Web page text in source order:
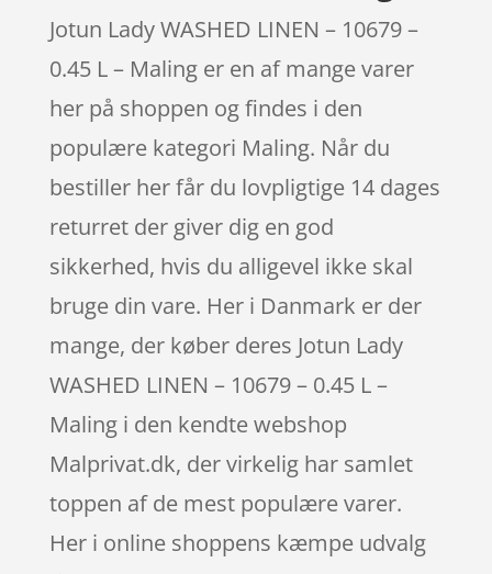
Jotun Lady WASHED LINEN – 10679 –
0.45 L – Maling er en af mange varer
her på shoppen og findes i den
populære kategori Maling. Når du
bestiller her får du lovpligtige 14 dages
returret der giver dig en god
sikkerhed, hvis du alligevel ikke skal
bruge din vare. Her i Danmark er der
mange, der køber deres Jotun Lady
WASHED LINEN – 10679 – 0.45 L –
Maling i den kendte webshop
Malprivat.dk, der virkelig har samlet
toppen af de mest populære varer.
Her i online shoppens kæmpe udvalg